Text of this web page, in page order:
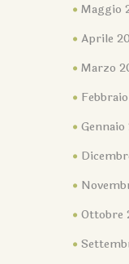
Maggio
Aprile
Marzo
Gennaio
Ottobre